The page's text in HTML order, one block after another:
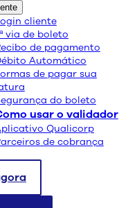
cliente
via de boleto
de pagamento
Automático
de pagar sua
do boleto
usar o validador
Qualicorp
de cobrança